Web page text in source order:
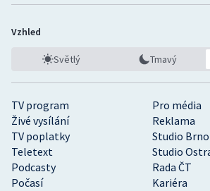
TV program
Pro média
Živé vysílání
Reklama
TV poplatky
Studio Brno
Teletext
Studio
Podcasty
Rada ČT
Počasí
Kariéra
Vzhled
Světlý Tmavý